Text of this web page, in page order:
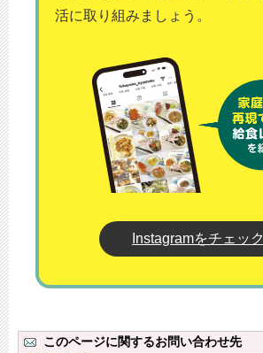
活に取り組みましょう。
Instagramをチェック
このページに関するお問い合わせ先